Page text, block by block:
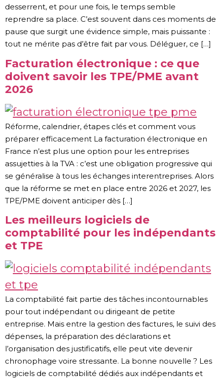
desserrent, et pour une fois, le temps semble
reprendre sa place. C’est souvent dans ces moments de
pause que surgit une évidence simple, mais puissante :
tout ne mérite pas d’être fait par vous. Déléguer, ce […]
Facturation électronique : ce que
doivent savoir les TPE/PME avant
2026
Réforme, calendrier, étapes clés et comment vous
préparer efficacement La facturation électronique en
France n’est plus une option pour les entreprises
assujetties à la TVA : c’est une obligation progressive qui
se généralise à tous les échanges interentreprises. Alors
que la réforme se met en place entre 2026 et 2027, les
TPE/PME doivent anticiper dès […]
Les meilleurs logiciels de
comptabilité pour les indépendants
et TPE
La comptabilité fait partie des tâches incontournables
pour tout indépendant ou dirigeant de petite
entreprise. Mais entre la gestion des factures, le suivi des
dépenses, la préparation des déclarations et
l’organisation des justificatifs, elle peut vite devenir
chronophage voire stressante. La bonne nouvelle ? Les
logiciels de comptabilité dédiés aux indépendants et